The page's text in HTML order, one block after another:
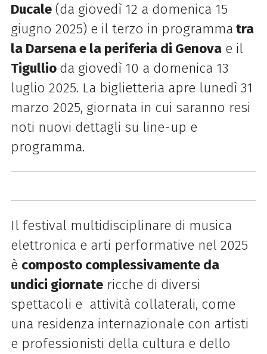
Ducale(da giovedì 12 a domenica 15
giugno 2025) e il terzo in programma tra
la Darsena e la periferia di Genovae il
Tigullio da giovedì 10 a domenica 13
luglio 2025. La biglietteria apre lunedì 31
marzo 2025, giornata in cui saranno resi
noti nuovi dettagli su line-up e
programma.
Il festival multidisciplinare di musica
elettronica e arti performative nel 2025
è composto complessivamente da
undici giornatericche di diversi
spettacoli e attività collaterali, come
una residenza internazionale con artisti
e professionisti della cultura e dello